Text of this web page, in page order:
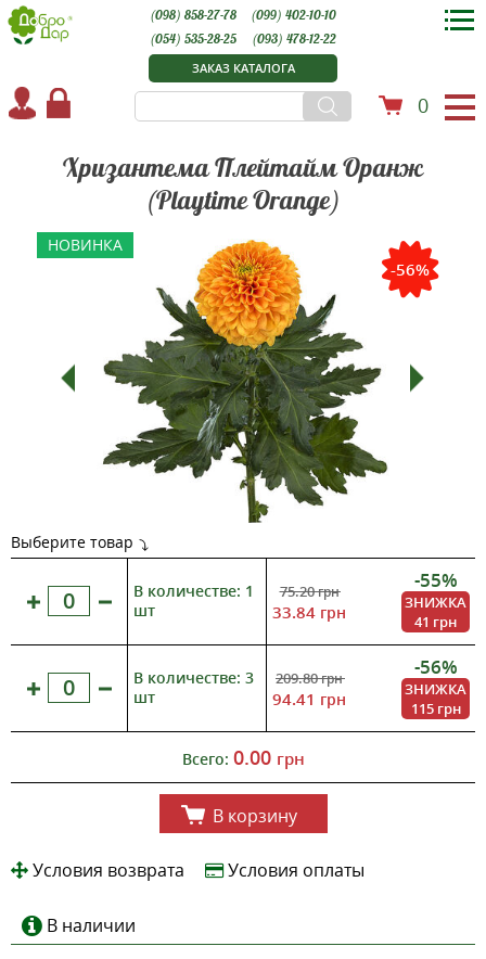
ЗАКАЗ КАТАЛОГА
0
(098) 858-27-78
(099) 402-10-10
(054) 535-28-25
(093) 478-12-22
Хризантема Плейтайм Оранж
(Playtime Orange)
НОВИНКА
-56%
Выберите товар
В количестве: 1
шт
75.20грн
33.84 грн
-55%
ЗНИЖКА
41 грн
В количестве: 3
шт
209.80грн
94.41 грн
-56%
ЗНИЖКА
115 грн
Всего: 0.00 грн
В корзину
Условия возврата Условия оплаты
В наличии